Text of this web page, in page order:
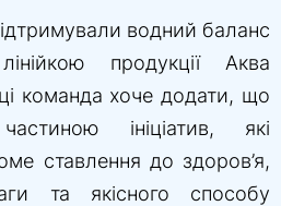
водний баланс
продукції Аква
команда хоче додати, що
ініціатив, які
ставлення до здоров’я,
та якісного способу